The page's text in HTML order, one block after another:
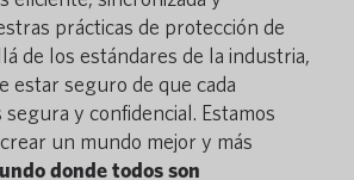
prácticas de protección de
de los estándares de la industria,
estar seguro de que cada
y confidencial. Estamos
un mundo mejor y más
donde todos son